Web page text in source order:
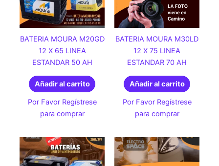
BATERIA MOURA M20GD
12 X 65 LINEA
ESTANDAR 50 AH
Añadir al carrito
Por Favor Regístrese
para comprar
BATERIA MOURA M30LD
12 X 75 LINEA
ESTANDAR 70 AH
Añadir al carrito
Por Favor Regístrese
para comprar